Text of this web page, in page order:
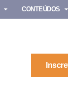
CONTEÚDOS